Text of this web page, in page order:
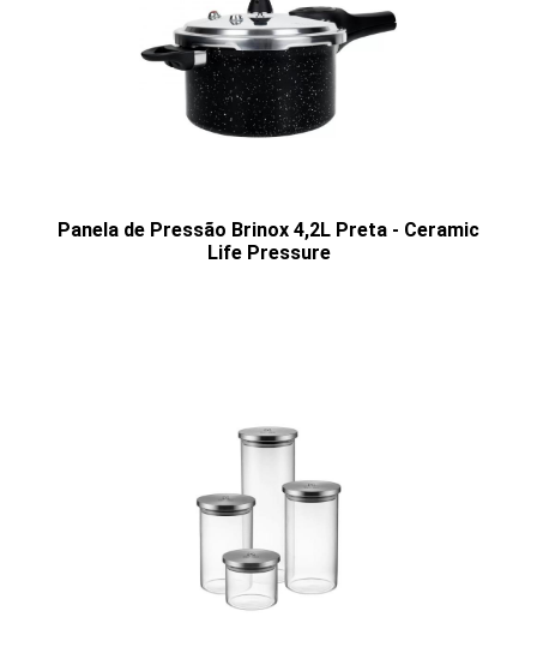
Panela de Pressão Brinox 4,2L Preta - Ceramic
Life Pressure